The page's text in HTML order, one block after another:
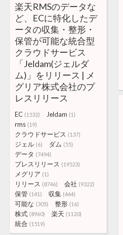
楽天RMSのデータな
ど、ECに特化したデ
ータの収集・整形・
保管が可能な統合型
クラウドサービス
「Jeldam(ジェルダ
ム)」をリリース | メ
グリア株式会社のプ
レスリリース
EC (1532) Jeldam (1)
rms (19)
クラウドサービス (137)
ジェル (6) ダム (55)
データ (7494)
プレスリリース (19523)
メグリア (1)
リリース (8746) 会社 (9322)
保管 (141) 収集 (464)
可能な (305) 整形 (16)
株式 (8960) 楽天 (1120)
統合 (1519)